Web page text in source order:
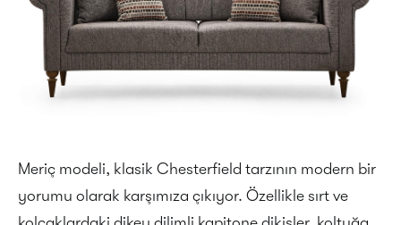
Meriç modeli, klasik Chesterfield tarzının modern bir
yorumu olarak karşımıza çıkıyor. Özellikle sırt ve